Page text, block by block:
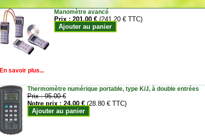
Manomètre avancé
Prix :201.00 € (241.20 € TTC)
Ajouter au panier
En savoir plus...
Thermomètre numérique portable, type K/J, à double entrées
Prix :95.00 €
Notre prix :24.00 € (28.80 € TTC)
Ajouter au panier